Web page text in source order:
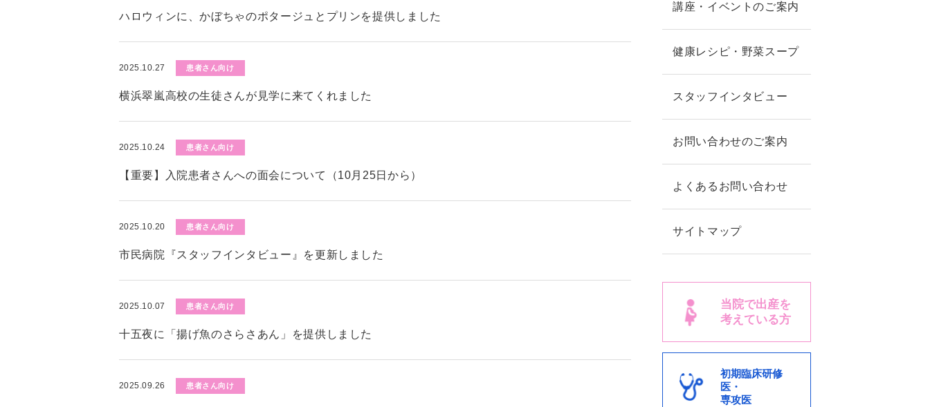
ハロウィンに、かぼちゃのポタージュとプリンを提供しました
2025.10.27 患者さん向け
横浜翠嵐高校の生徒さんが見学に来てくれました
2025.10.24 患者さん向け
【重要】入院患者さんへの面会について（10月25日から）
2025.10.20 患者さん向け
市民病院『スタッフインタビュー』を更新しました
2025.10.07 患者さん向け
十五夜に「揚げ魚のさらさあん」を提供しました
2025.09.26 患者さん向け
講座・イベントのご案内
健康レシピ・野菜スープ
スタッフインタビュー
お問い合わせのご案内
よくあるお問い合わせ
サイトマップ
当院で出産を
考えている方
初期臨床研修
医・
専攻医